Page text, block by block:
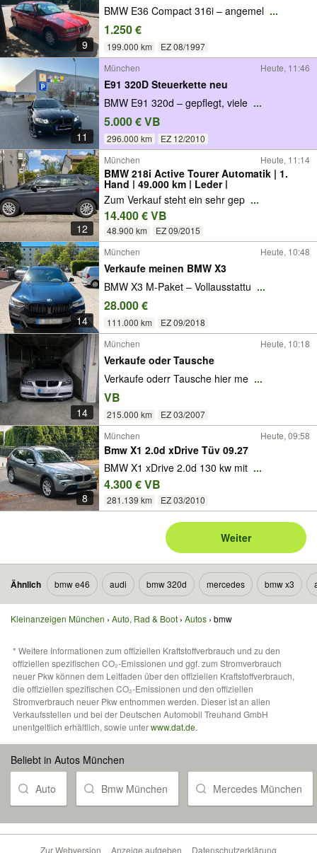
9
BMW E36 Compact 316i – angemel ...
1.250 €
199.000 km EZ 08/1997
11
München Heute, 11:46
E91 320D Steuerkette neu
BMW E91 320d – gepflegt, viele ...
5.000 € VB
296.000 km EZ 12/2010
12
München Heute, 11:14
BMW 218i Active Tourer Automatik | 1.
Hand | 49.000 km | Leder |
Zum Verkauf steht ein sehr gep ...
14.400 € VB
48.900 km EZ 09/2015
14
München Heute, 10:48
Verkaufe meinen BMW X3
BMW X3 M-Paket – Vollausstattu ...
28.000 €
111.000 km EZ 09/2018
14
München Heute, 10:18
Verkaufe oder Tausche
Verkaufe oderr Tausche hier me ...
VB
215.000 km EZ 03/2007
8
München Heute, 09:58
Bmw X1 2.0d xDrive Tüv 09.27
BMW X1 xDrive 2.0d 130 kw mit ...
4.300 € VB
281.139 km EZ 03/2010
Weiter
Ähnlich bmw e46 audi bmw 320d mercedes bmw x3
Kleinanzeigen München Auto, Rad & Boot Autos bmw
* Weitere Informationen zum offiziellen Kraftstoffverbrauch und zu den
offiziellen spezifischen CO₂-Emissionen und ggf. zum Stromverbrauch
neuer Pkw können dem Leitfaden über den offiziellen Kraftstoffverbrauch,
die offiziellen spezifischen CO₂-Emissionen und den offiziellen
Stromverbrauch neuer Pkw entnommen werden. Dieser ist an allen
Verkaufsstellen und bei der Deutschen Automobil Treuhand GmbH
unentgeltlich erhältlich, sowie unterwww.dat.de.
Beliebt in Autos München
Auto Bmw München Mercedes München
Zur Webversion Anzeige aufgeben Datenschutzerklärung